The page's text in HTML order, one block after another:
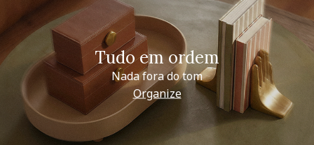
Tudo em ordem
Nada fora do tom
Organize